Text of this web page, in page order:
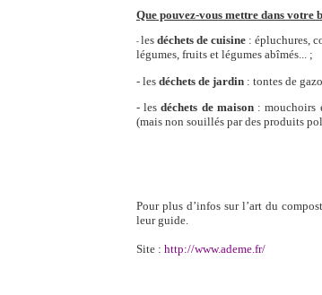
Que pouvez-vous mettre dans votre
-lesdéchets de cuisine : épluchures,
légumes, fruits et légumes abîmés... ;
- les déchets de jardin : tontes de
- lesdéchets de maison : mouchoirs
(mais non souillés par des produits
Pour plus d’infos sur l’art du
leur guide.
Site : http://www.ademe.fr/